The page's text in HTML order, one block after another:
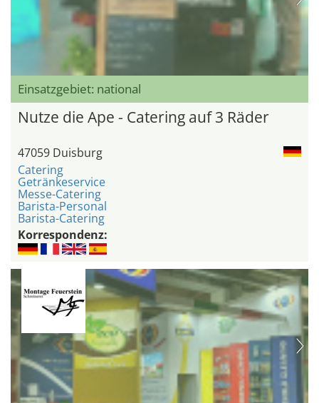
Einsatzgebiet: national
Nutze die Ape - Catering auf 3 Räder
47059 Duisburg
Catering
Getränkeservice
Messe-Catering
Barista-Personal
Barista-Catering
Korrespondenz: